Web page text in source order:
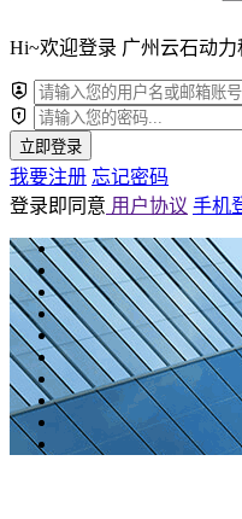
Hi~欢迎登录 广州云石动力
立即登录
我要注册 忘记密码
登录即同意 用户协议 手机